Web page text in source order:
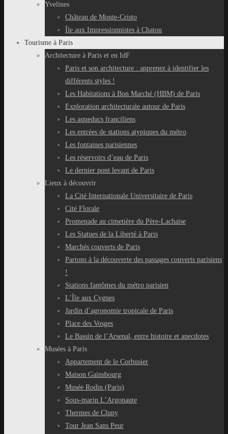
Yvelines
Château de Monte-Cristo
Île aux Impressionnistes à Chatou
Tourisme à Paris
Architecture à Paris et en IdF
Paris et son architecture : apprenez à identifier les
différents styles !
Les Habitations à Bon Marché (HBM) de Paris
Exploration architecturale autour de Paris
Les aqueducs franciliens
Les entrées de stations atypiques du métro
Les fontaines parisiennes
Les réservoirs d’eau de Paris
Le dernier pont levant de Paris
Lieux à découvrir
La Cité Internationale Universitaire de Paris
Cité Florale
Promenade au cimetière du Père-Lachaise
Les Statues de la Liberté à Paris
Marchés couverts de Paris
Partons à la découverte des passages couverts parisiens
!
Stations fantômes du métro parisien
L’Île aux Cygnes
Jardin d’agronomie tropicale de Paris
Place des Vosges
Le Bassin de l’Arsenal, entre histoire et anecdotes
Musées à Paris
Appartement de le Corbusier
Maison Gainsbourg
Musée Rodin (Paris)
Sous-marin L’Argonaute
Thermes de Cluny
Tour Jean Sans Peur